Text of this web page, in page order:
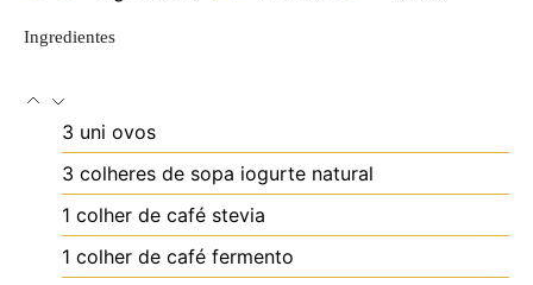
Ingredientes
3 uni ovos
3 colheres de sopa iogurte natural
1 colher de café stevia
1 colher de café fermento